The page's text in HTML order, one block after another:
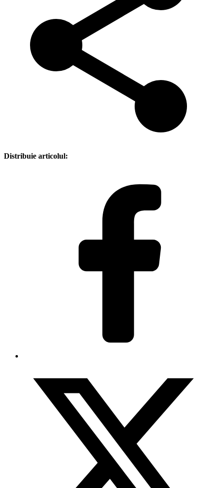
Distribuie articolul: